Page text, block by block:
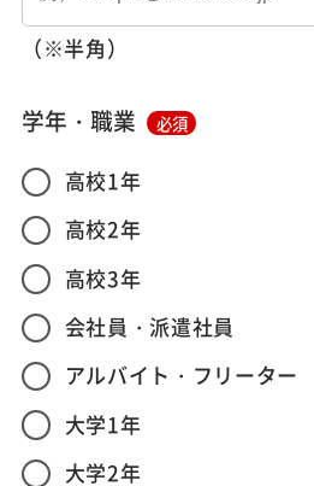
（※半角）
学年・職業 必須
高校1年
高校2年
高校3年
会社員・派遣社員
アルバイト・フリーター
大学1年
大学2年